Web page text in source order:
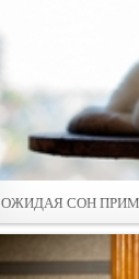
ОЖИДАЯ СОН